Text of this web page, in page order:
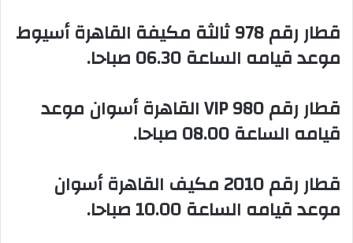
‏قطار رقم 978 ثالثة مكيفة القاهرة أسيوط
موعد قيامه الساعة 06.30 صباحا.
‏قطار رقم 980 VIP القاهرة أسوان موعد
قيامه الساعة 08.00 صباحا.
‏قطار رقم 2010 مكيف القاهرة أسوان
موعد قيامه الساعة 10.00 صباحا.